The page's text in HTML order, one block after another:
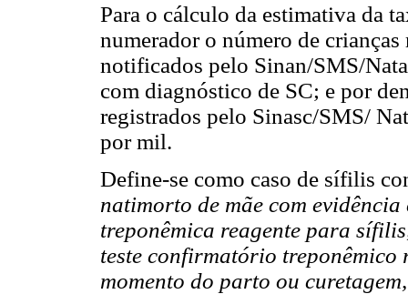
Para o cálculo da estimativa da
numerador o número de
notificados pelo Sinan/SMS/
com diagnóstico de SC; e por
registrados pelo Sinasc/SMS/
por mil.
Define-se como caso de sífilis
natimorto de mãe com
treponêmica reagente para
teste confirmatório
momento do parto ou